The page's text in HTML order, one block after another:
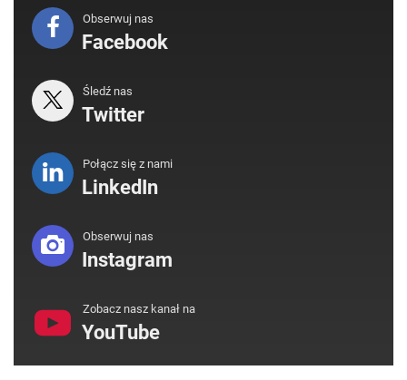
Obserwuj nas
Facebook
Śledź nas
Twitter
Połącz się z nami
LinkedIn
Obserwuj nas
Instagram
Zobacz nasz kanał na
YouTube